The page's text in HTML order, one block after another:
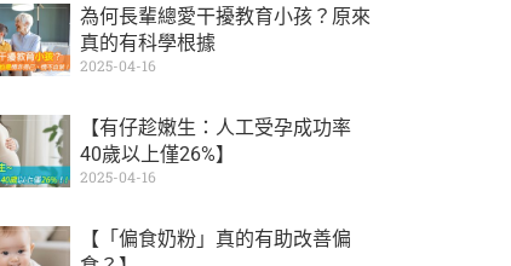
為何長輩總愛干擾教育小孩？原來
真的有科學根據
2025-04-16
【有仔趁嫩生：人工受孕成功率
40歲以上僅26%】
2025-04-16
【「偏食奶粉」真的有助改善偏